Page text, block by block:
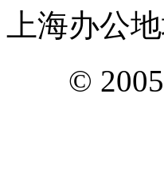
上海办公
©